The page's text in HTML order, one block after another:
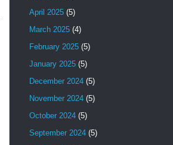
April 2025 (5)
March 2025 (4)
February 2025 (5)
January 2025 (5)
December 2024 (5)
November 2024 (5)
October 2024 (5)
September 2024 (5)